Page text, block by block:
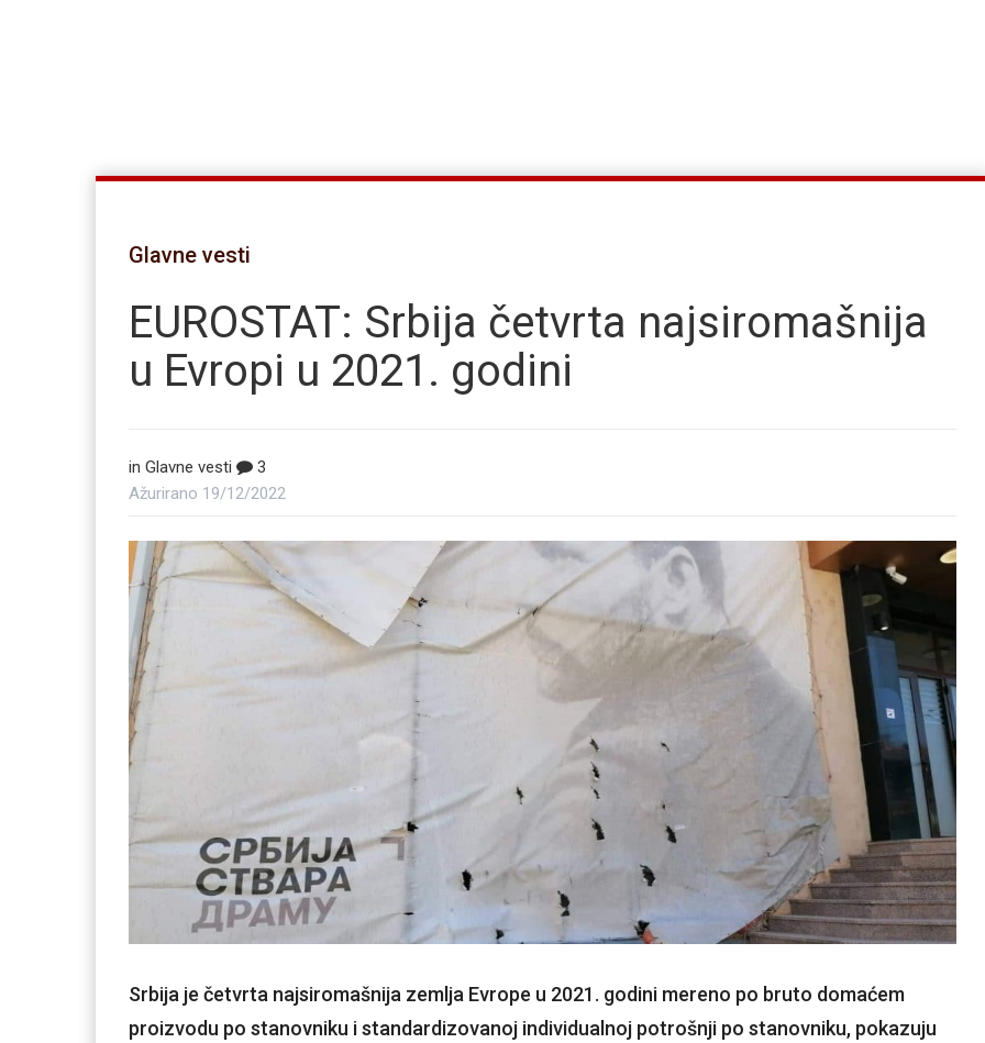
Glavne vesti
EUROSTAT: Srbija četvrta najsiromašnija
u Evropi u 2021. godini
in Glavne vesti
3
Ažurirano 19/12/2022
Srbija je četvrta najsiromašnija zemlja Evrope u 2021. godini mereno po bruto domaćem
proizvodu po stanovniku i standardizovanoj individualnoj potrošnji po stanovniku, pokazuju